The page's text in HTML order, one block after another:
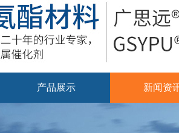
产品展示 新闻资